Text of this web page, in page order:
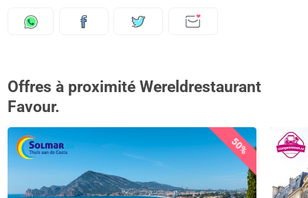
Offres à proximité Wereldrestaurant
Favour.
50%